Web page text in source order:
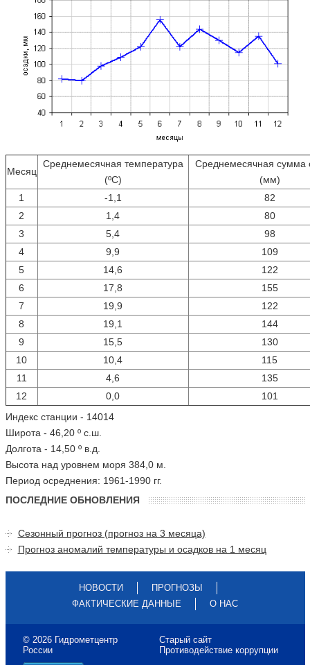
Месяц
Среднемесячная температура
(ºС)
Среднемесячная сумма
(мм)
1
-1,1
82
2
1,4
80
3
5,4
98
4
9,9
109
5
14,6
122
6
17,8
155
7
19,9
122
8
19,1
144
9
15,5
130
10
10,4
115
11
4,6
135
12
0,0
101
Индекс станции - 14014
Широта - 46,20 º с.ш.
Долгота - 14,50 º в.д.
Высота над уровнем моря 384,0 м.
Период осреднения: 1961-1990 гг.
ПОСЛЕДНИЕ ОБНОВЛЕНИЯ
Сезонный прогноз (прогноз на 3 месяца)
Прогноз аномалий температуры и осадков на 1 месяц
НОВОСТИ
ПРОГНОЗЫ
ФАКТИЧЕСКИЕ ДАННЫЕ
О НАС
© 2026 Гидрометцентр
России
Старый сайт
Противодействие коррупции